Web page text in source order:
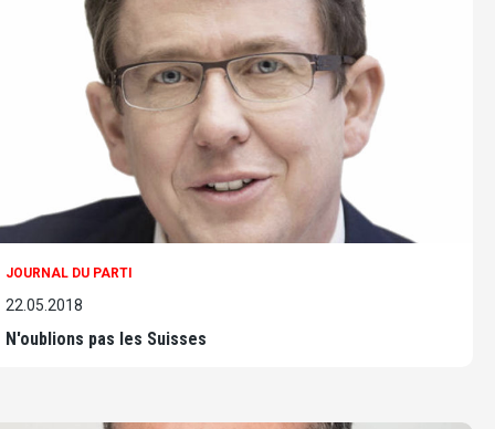
JOURNAL DU PARTI
22.05.2018
N'oublions pas les Suisses